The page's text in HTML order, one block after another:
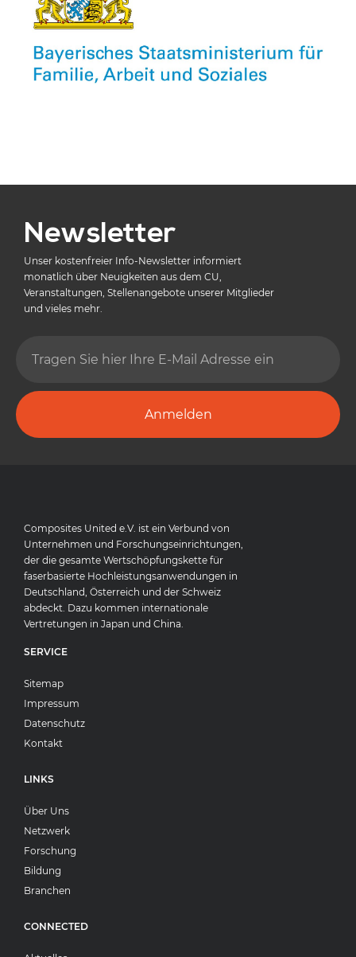
Newsletter
Unser kostenfreier Info-Newsletter informiert
monatlich über Neuigkeiten aus dem CU,
Veranstaltungen, Stellenangebote unserer Mitglieder
und vieles mehr.
Anmelden
Composites United e.V. ist ein Verbund von
Unternehmen und Forschungseinrichtungen,
der die gesamte Wertschöpfungskette für
faserbasierte Hochleistungsanwendungen in
Deutschland, Österreich und der Schweiz
abdeckt. Dazu kommen internationale
Vertretungen in Japan und China.
SERVICE
Sitemap
Impressum
Datenschutz
Kontakt
LINKS
Über Uns
Netzwerk
Forschung
Bildung
Branchen
CONNECTED